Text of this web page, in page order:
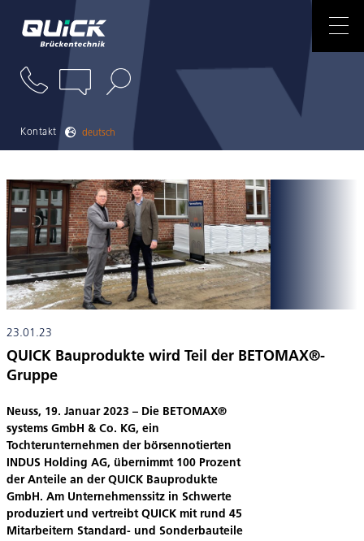
Kontakt deutsch
ANSPRECHPARTNER
NEWS
REFERENZEN
23.01.23
QUICK Bauprodukte wird Teil der BETOMAX®-
Gruppe
Neuss, 19. Januar 2023 – Die BETOMAX®
systems GmbH & Co. KG, ein
Tochterunternehmen der börsennotierten
INDUS Holding AG, übernimmt 100 Prozent
der Anteile an der QUICK Bauprodukte
GmbH. Am Unternehmenssitz in Schwerte
produziert und vertreibt QUICK mit rund 45
Mitarbeitern Standard- und Sonderbauteile